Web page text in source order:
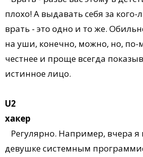
плохо! А выдавать себя за кого-
врать - это одно и то же.
на уши, конечно, можно, но, по-
честнее и проще всегда
истинное лицо.
U2
хакер
Регулярно. Например, вчера я
девушке системным